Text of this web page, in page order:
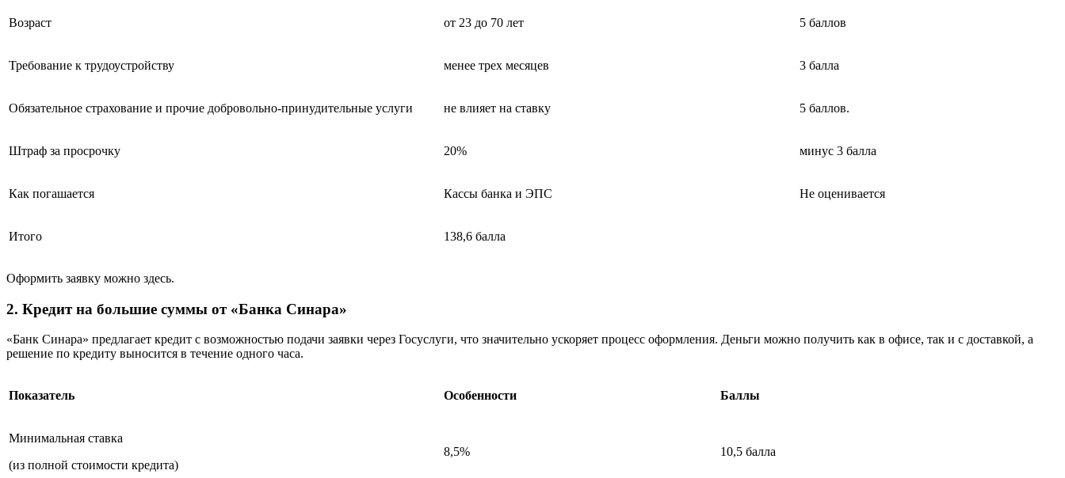
Возраст от 23 до 70 лет 5 баллов
Требование к трудоустройству менее трех месяцев 3 балла
Обязательное страхование и прочие добровольно-принудительные услуги не влияет на ставку 5 баллов.
Штраф за просрочку 20% минус 3 балла
Как погашается Кассы банка и ЭПС Не оценивается
Итого 138,6 балла
Оформить заявку можно здесь.
2. Кредит на большие суммы от «Банка Синара»
«Банк Синара» предлагает кредит с возможностью подачи заявки через Госуслуги, что значительно ускоряет процесс оформления. Деньги можно получить как в офисе, так и с доставкой, а
решение по кредиту выносится в течение одного часа.
Показатель Особенности Баллы
Минимальная ставка
(из полной стоимости кредита)
8,5% 10,5 балла